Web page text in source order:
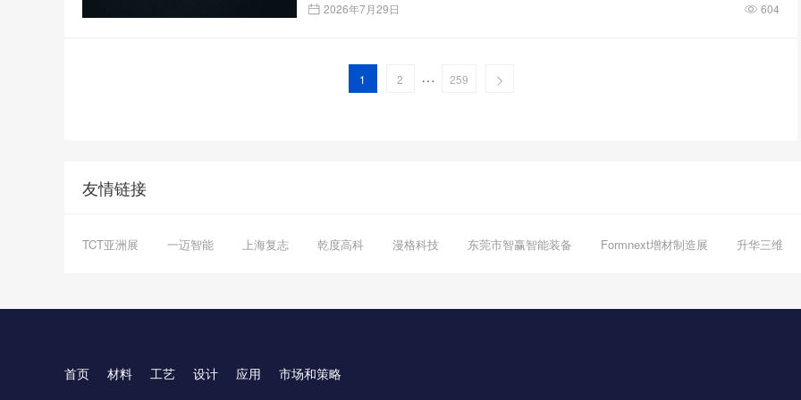
2026年7月29日 604
1 2 … 259
友情链接
TCT亚洲展 一迈智能 上海复志 乾度高科 漫格科技 东莞市智赢智能装备 Formnext增材制造展 升华三维
首页 材料 工艺 设计 应用
市场和策略